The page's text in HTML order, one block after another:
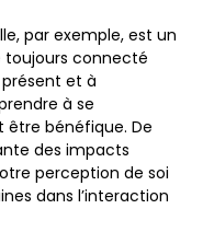
par exemple, est un
toujours connecté
et à
à se
bénéfique. De
des impacts
perception de soi
dans l’interaction